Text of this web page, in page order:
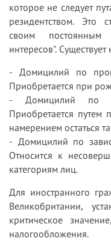
которое не следует
резидентством. Это
своим
интересов".
- Домицилий по
Приобретается при
- Домицилий по
Приобретается путем
намерением остаться
- Домицилий по
Относится к
категориям лиц.
Для иностранного
Великобритании,
критическое
налогообложения.